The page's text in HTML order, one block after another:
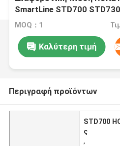
SmartLine STD700
11S-A-30A0-F1 F5-0000
MOQ：1
Καλύτερη τιμή
Περιγραφή προϊόντων
STD700
ς
,